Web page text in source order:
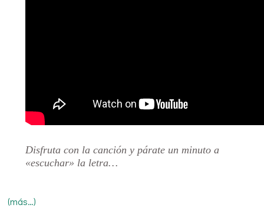
Disfruta con la canción y párate un minuto a
«escuchar» la letra…
(más…)